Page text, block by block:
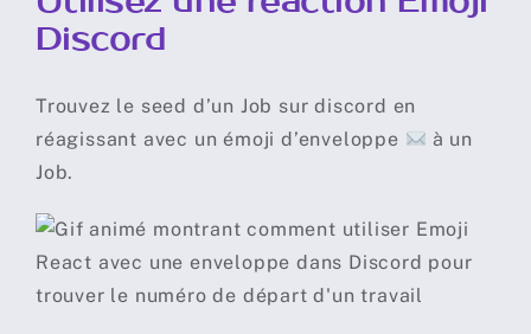
Discord
Trouvez le seed d’un Job sur discord en
réagissant avec un émoji d’enveloppe
à un
Job.